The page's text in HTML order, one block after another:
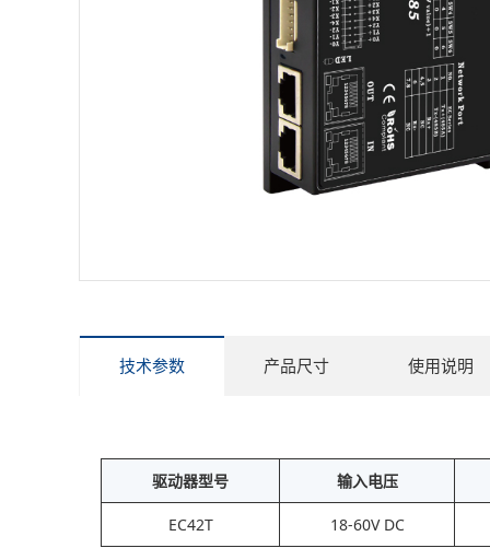
技术参数 产品尺寸 使用说明
驱动器型号 输入电压
EC42T 18-60V DC